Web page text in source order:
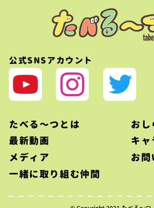
公式SNSアカウント
たべる〜つとは
最新動画
メディア
一緒に取り組む仲間
おし
キ
お問